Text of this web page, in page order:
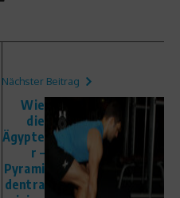
Nächster Beitrag
Wie
die
Ägypte
r –
Pyrami
dentra